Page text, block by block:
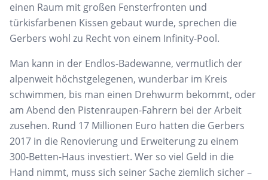
einen Raum mit großen Fensterfronten und
türkisfarbenen Kissen gebaut wurde, sprechen die
Gerbers wohl zu Recht von einem Infinity-Pool.
Man kann in der Endlos-Badewanne, vermutlich der
alpenweit höchstgelegenen, wunderbar im Kreis
schwimmen, bis man einen Drehwurm bekommt, oder
am Abend den Pistenraupen-Fahrern bei der Arbeit
zusehen. Rund 17 Millionen Euro hatten die Gerbers
2017 in die Renovierung und Erweiterung zu einem
300-Betten-Haus investiert. Wer so viel Geld in die
Hand nimmt, muss sich seiner Sache ziemlich sicher –